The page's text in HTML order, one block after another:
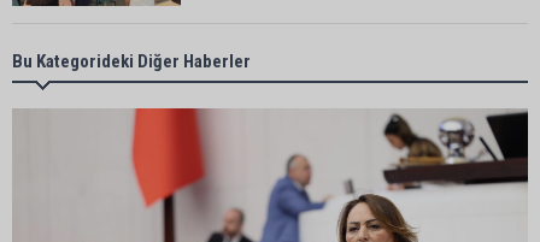
Karataş Belediye Başkanı Ali Bedrettin Karataş:
“Sahillerimize birlikte sahip çıkalım”
Pozantı’da İlçe Jandarma Komutanlığı ekipleri
vatandaşları dijital dolandırıcılığa karşı uyardı
Bu Kategorideki Diğer Haberler